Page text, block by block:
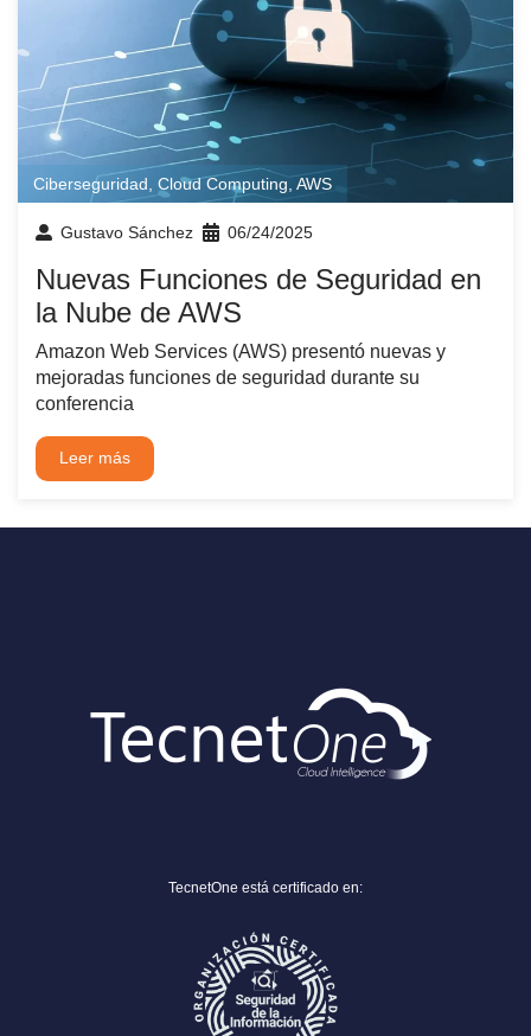
Ciberseguridad Cloud Computing AWS
Gustavo Sánchez 06/24/2025
Nuevas Funciones de Seguridad en
la Nube de AWS
Amazon Web Services (AWS) presentó nuevas y
mejoradas funciones de seguridad durante su
conferencia
Leer más
TecnetOne está certificado en: